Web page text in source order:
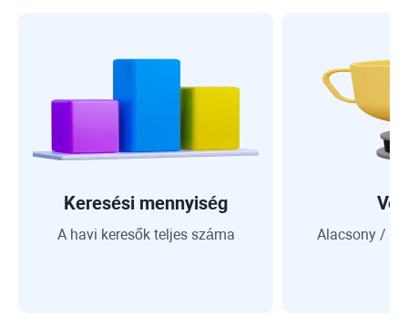
Keresési mennyiség
A havi keresők teljes száma Alacsony /